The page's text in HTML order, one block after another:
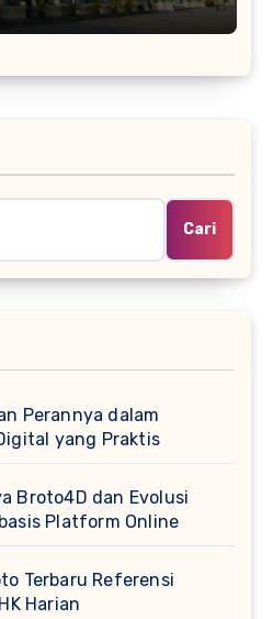
Cari
Perannya dalam
yang Praktis
Broto4D dan Evolusi
Platform Online
Terbaru Referensi
Harian